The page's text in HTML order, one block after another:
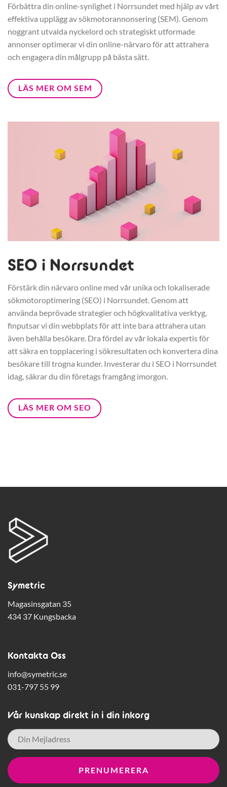
Förbättra din online-synlighet i Norrsundet med hjälp av vårt
effektiva upplägg av sökmotorannonsering (SEM). Genom
noggrant utvalda nyckelord och strategiskt utformade
annonser optimerar vi din online-närvaro för att attrahera
och engagera din målgrupp på bästa sätt.
LÄS MER OM SEM
SEO i Norrsundet
Förstärk din närvaro online med vår unika och lokaliserade
sökmotoroptimering (SEO) i Norrsundet. Genom att
använda beprövade strategier och högkvalitativa verktyg,
finputsar vi din webbplats för att inte bara attrahera utan
även behålla besökare. Dra fördel av vår lokala expertis för
att säkra en topplacering i sökresultaten och konvertera dina
besökare till trogna kunder. Investerar du i SEO i Norrsundet
idag, säkrar du din företags framgång imorgon.
LÄS MER OM SEO
Symetric
Magasinsgatan 35
434 37 Kungsbacka
Kontakta Oss
info@symetric.se
031-797 55 99
Vår kunskap direkt in i din inkorg
E-
post *